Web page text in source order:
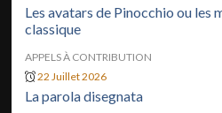
Les avatars de Pinocchio ou les
classique
APPELS À CONTRIBUTION
22 Juillet 2026
La parola disegnata